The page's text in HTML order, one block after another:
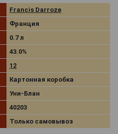
Francis Darroze
Франция
0.7 л
43.0%
12
Картонная коробка
Уни-Блан
40203
Только самовывоз